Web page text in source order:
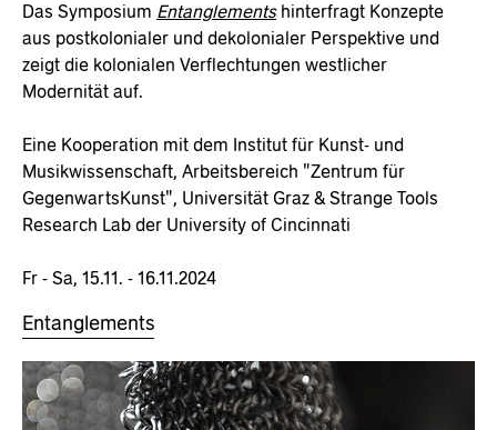
Das Symposium Entanglementshinterfragt Konzepte
aus postkolonialer und dekolonialer Perspektive und
zeigt die kolonialen Verflechtungen westlicher
Modernität auf.
Eine Kooperation mit dem Institut für Kunst- und
Musikwissenschaft, Arbeitsbereich "Zentrum für
GegenwartsKunst", Universität Graz & Strange Tools
Research Lab der University of Cincinnati
Fr - Sa, 15.11. - 16.11.2024
Entanglements